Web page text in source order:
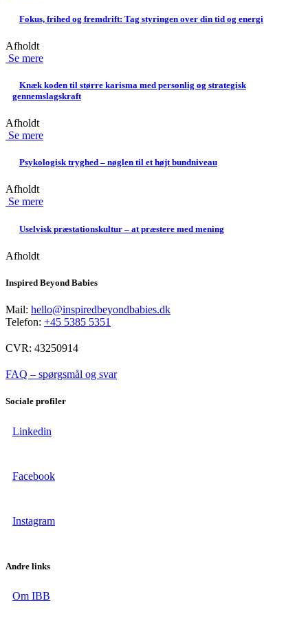
Fokus, frihed og fremdrift: Tag styringen over din tid og energi
Afholdt
Se mere
Knæk koden til større karisma med personlig og strategisk
gennemslagskraft
Afholdt
Se mere
Psykologisk tryghed – nøglen til et højt bundniveau
Afholdt
Se mere
Uselvisk præstationskultur – at præstere med mening
Afholdt
Inspired Beyond Babies
Mail: hello@inspiredbeyondbabies.dk
Telefon: +45 5385 5351
CVR: 43250914
FAQ – spørgsmål og svar
Sociale profiler
Linkedin
Facebook
Instagram
Andre links
Om IBB